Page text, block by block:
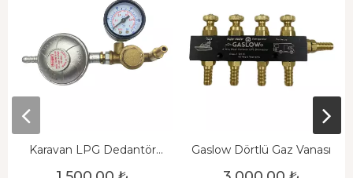
Karavan LPG Dedantör
Gaslow Dörtlü Gaz Vanası